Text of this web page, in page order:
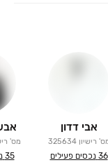
אבי דדון
רישיון 325634
36 נכסים פעילים
מס'
35